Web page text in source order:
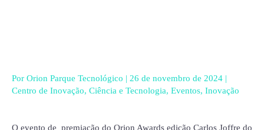
Por Orion Parque Tecnológico | 26 de novembro de 2024 |
Centro de Inovação, Ciência e Tecnologia, Eventos, Inovação
O evento de premiação do Orion Awards edição Carlos Joffre do